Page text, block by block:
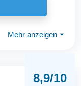
Mehr anzeigen ⏷
8,9/10